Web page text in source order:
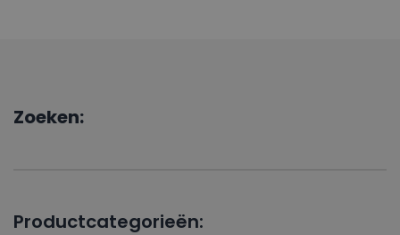
Zoeken:
Productcategorieën: